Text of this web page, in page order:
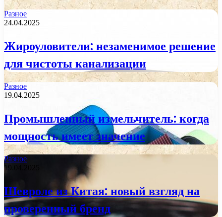
Разное
24.04.2025
Жироуловители: незаменимое решение
для чистоты канализации
Разное
19.04.2025
Промышленный измельчитель: когда
мощность имеет значение
Разное
19.04.2025
Шевроле из Китая: новый взгляд на
проверенный бренд